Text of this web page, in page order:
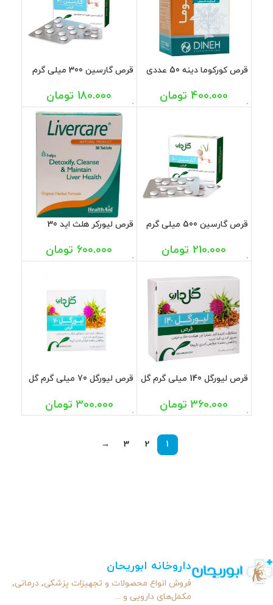
قرص کورکوما دینه 50 عددی
400.000 تومان
قرص گارسین 300 میلی گرم
180.000 تومان
قرص گارسین 500 میلی گرم
210.000 تومان
قرص لیورکر هلث اید 30
600.000 تومان
قرص لیورگل 140 میلی گرم گل
360.000 تومان
قرص لیورگل 70 میلی گرم گل
300.000 تومان
1
2
3
→
داروخانه ابوریحان
فروش انواع محصولات و تجهیزات پزشکی٬ درمانی٬
مکمل‌های دارویی و ...